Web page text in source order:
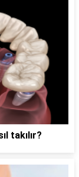
takılır?